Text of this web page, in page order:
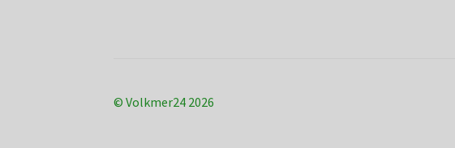
© Volkmer24 2026